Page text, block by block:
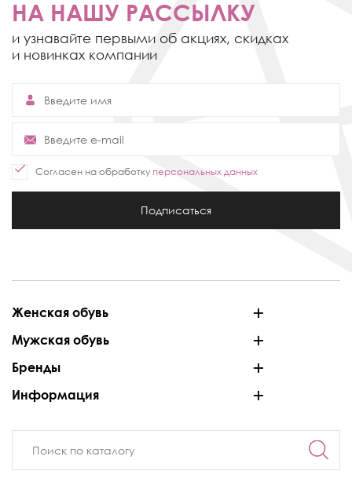
НА НАШУ РАССЫЛКУ
и узнавайте первыми об акциях, скидках
и новинках компании
Согласен на обработку персональных данных
Подписаться
Женская обувь
Мужская обувь
Бренды
Информация